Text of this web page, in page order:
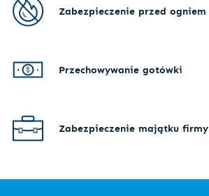
Zabezpieczenie przed ogniem
Przechowywanie gotówki
Zabezpieczenie majątku firmy